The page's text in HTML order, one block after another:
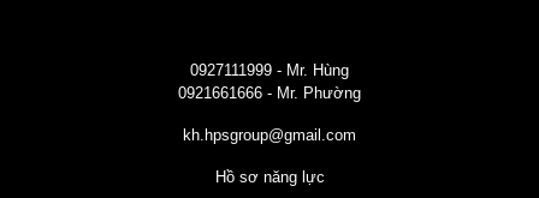
0927111999 - Mr. Hùng
0921661666 - Mr. Phường
kh.hpsgroup@gmail.com
Hồ sơ năng lực